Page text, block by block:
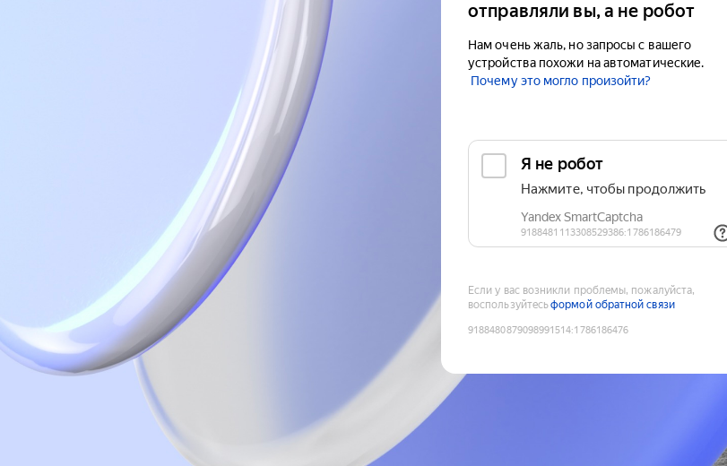
отправляли вы, а не робот
Нам очень жаль, но запросы с вашего
устройства похожи на автоматические.
Почему это могло произойти?
Если у вас возникли проблемы, пожалуйста,
воспользуйтесьформой обратной связи
9188480879098991514:1786186476